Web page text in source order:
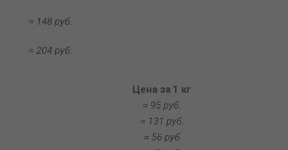
≈ 148 руб.
≈ 204 руб.
Цена за 1 кг
≈ 95 руб.
≈ 131 руб.
≈ 56 руб